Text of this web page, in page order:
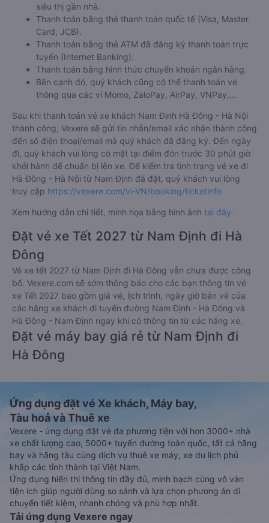
siêu thị gần nhà.
Thanh toán bằng thẻ thanh toán quốc tế (Visa, Master
Card, JCB).
Thanh toán bằng thẻ ATM đã đăng ký thanh toán trực
tuyến (Internet Banking).
Thanh toán bằng hình thức chuyển khoản ngân hàng.
Bên cạnh đó, quý khách cũng có thể thanh toán vé
thông qua các ví Momo, ZaloPay, AirPay, VNPay,…
Sau khi thanh toán vé xe khách Nam Định Hà Đông - Hà Nội
thành công, Vexere sẽ gửi tin nhắn/email xác nhận thành công
đến số điện thoại/email mà quý khách đã đăng ký. Đến ngày
đi, quý khách vui lòng có mặt tại điểm đón trước 30 phút giờ
khởi hành để chuẩn bị lên xe. Để kiểm tra tình trạng vé xe đi
Hà Đông - Hà Nội từ Nam Định đã đặt, quý khách vui lòng
truy cập https://vexere.com/vi-VN/booking/ticketinfo
Xem hướng dẫn chi tiết, minh họa bằng hình ảnh tại đây.
Đặt vé xe Tết 2027 từ Nam Định đi Hà
Đông
Vé xe tết 2027 từ Nam Định đi Hà Đông vẫn chưa được công
bố. Vexere.com sẽ sớm thông báo cho các bạn thông tin vé
xe Tết 2027 bao gồm giá vé, lịch trình, ngày giờ bán vé của
các hãng xe khách đi tuyến đường Nam Định - Hà Đông và
Hà Đông - Nam Định ngay khi có thông tin từ các hãng xe.
Đặt vé máy bay giá rẻ từ Nam Định đi
Hà Đông
Ứng dụng đặt vé Xe khách, Máy bay,
Tàu hoả và Thuê xe
Vexere - ứng dụng đặt vé đa phương tiện với hơn 3000+ nhà
xe chất lượng cao, 5000+ tuyến đường toàn quốc, tất cả hãng
bay và hãng tàu cùng dịch vụ thuê xe máy, xe du lịch phủ
khắp các tỉnh thành tại Việt Nam.
Ứng dụng hiển thị thông tin đầy đủ, minh bạch cùng vô vàn
tiện ích giúp người dùng so sánh và lựa chọn phương án di
chuyển tiết kiệm, nhanh chóng và phù hợp nhất.
Tải ứng dụng Vexere ngay